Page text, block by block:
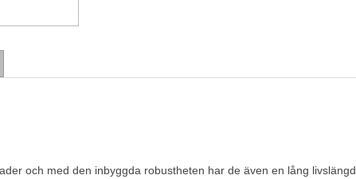
och med den inbyggda robustheten har de även en lång livslängd.